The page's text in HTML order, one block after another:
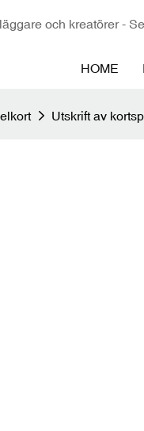
och kreatörer -
HOME
Utskrift av